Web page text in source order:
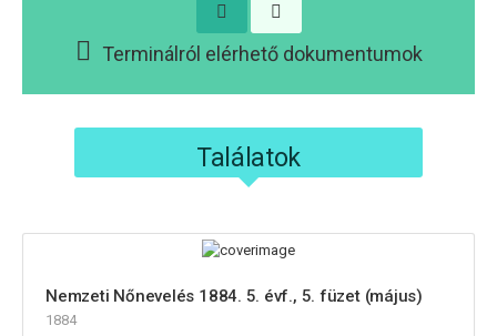
Terminálról elérhető dokumentumok
Találatok
Nemzeti Nőnevelés 1884. 5. évf., 5. füzet (május)
1884